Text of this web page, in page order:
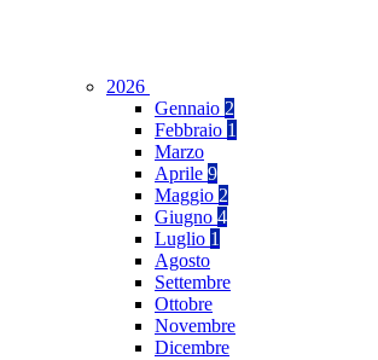
2026
Gennaio 2
Febbraio 1
Marzo
Aprile 9
Maggio 2
Giugno 4
Luglio 1
Agosto
Settembre
Ottobre
Novembre
Dicembre